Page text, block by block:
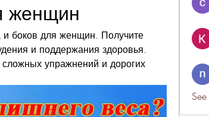
женщин
боков для женщин. Получите
и поддержания здоровья.
упражнений и дорогих